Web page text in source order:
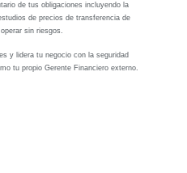
de tus obligaciones incluyendo la
de precios de transferencia de
sin riesgos.
y lidera tu negocio con la seguridad
tu propio Gerente Financiero externo.